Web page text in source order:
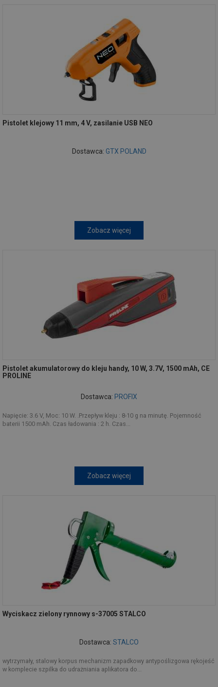
Pistolet klejowy 11 mm, 4 V, zasilanie USB NEO
Dostawca: GTX POLAND
Zobacz więcej
Pistolet akumulatorowy do kleju handy, 10 W, 3.7V, 1500 mAh, CE
PROLINE
Dostawca: PROFIX
Napięcie: 3.6 V, Moc: 10 W. .Przepływ kleju : 8-10 g na minutę. Pojemność
baterii 1500 mAh. Czas ładowania : 2 h. Czas...
Zobacz więcej
Wyciskacz zielony rynnowy s-37005 STALCO
Dostawca: STALCO
wytrzymały, stalowy korpus mechanizm zapadkowy antypoślizgowa rękojeść
w komplecie szpilka do udrażniania aplikatora do...